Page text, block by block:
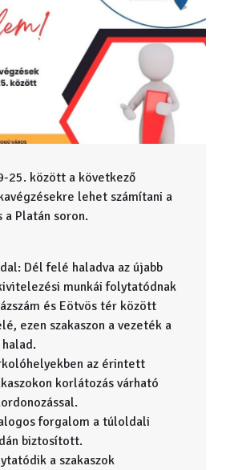
25. között a következő
lehet számítani a
a Platán soron.
Dél felé haladva az újabb
munkái folytatódnak
és Eötvös tér között
ezen szakaszon a vezeték a
az érintett
korlátozás várható
forgalom a túloldali
biztosított.
a szakaszok